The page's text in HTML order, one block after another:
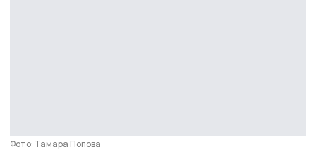
Фото: Тамара Попова